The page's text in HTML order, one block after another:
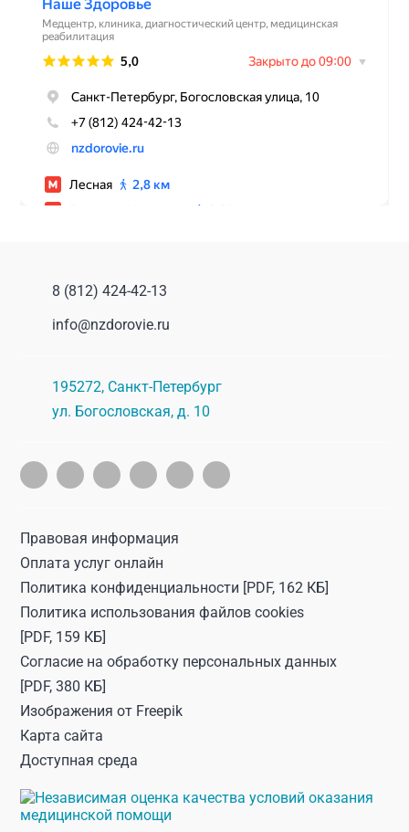
8 (812) 424-42-13
info@nzdorovie.ru
195272, Санкт-Петербург
ул. Богословская, д. 10
Правовая информация
Оплата услуг онлайн
Политика конфиденциальности [PDF, 162 КБ]
Политика использования файлов cookies
[PDF, 159 КБ]
Согласие на обработку персональных данных
[PDF, 380 КБ]
Изображения от Freepik
Карта сайта
Доступная среда